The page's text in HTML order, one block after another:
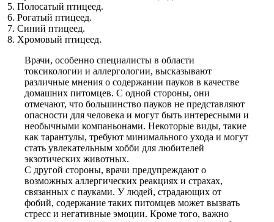
Полосатый птицеед.
Рогатый птицеед.
Синий птицеед.
Хромовый птицеед.
Врачи, особенно специалисты в области
токсикологии и аллергологии, высказывают
различные мнения о содержании пауков в качестве
домашних питомцев. С одной стороны, они
отмечают, что большинство пауков не представляют
опасности для человека и могут быть интересными и
необычными компаньонами. Некоторые виды, такие
как тарантулы, требуют минимального ухода и могут
стать увлекательным хобби для любителей
экзотических животных.
С другой стороны, врачи предупреждают о
возможных аллергических реакциях и страхах,
связанных с пауками. У людей, страдающих от
фобий, содержание таких питомцев может вызвать
стресс и негативные эмоции. Кроме того, важно